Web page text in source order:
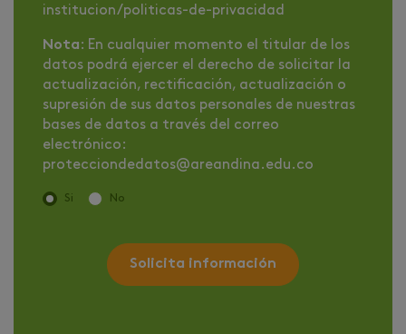
institucion/politicas-de-privacidad
Nota: En cualquier momento el titular de los
datos podrá ejercer el derecho de solicitar la
actualización, rectificación, actualización o
supresión de sus datos personales de nuestras
bases de datos a través del correo
electrónico:
protecciondedatos@areandina.edu.co
Si No
Solicita información